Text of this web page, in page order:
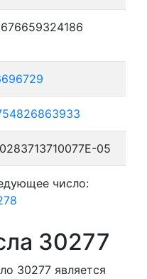
05
число:
30277
30277 является